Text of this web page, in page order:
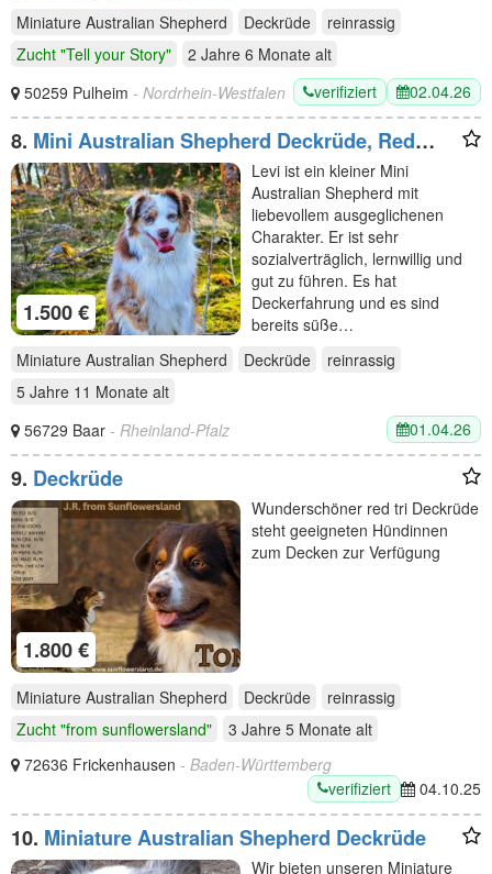
Miniature Australian Shepherd
Deckrüde
reinrassig
Zucht "Tell your Story"
2 Jahre 6 Monate alt
50259 Pulheim - Nordrhein-Westfalen verifiziert 02.04.26
8. Mini Australian Shepherd Deckrüde, Red
Merle
1.500 €
Levi ist ein kleiner Mini
Australian Shepherd mit
liebevollem ausgeglichenen
Charakter. Er ist sehr
sozialverträglich, lernwillig und
gut zu führen. Es hat
Deckerfahrung und es sind
bereits süße…
Miniature Australian Shepherd
Deckrüde
reinrassig
5 Jahre 11 Monate alt
56729 Baar - Rheinland-Pfalz 01.04.26
9. Deckrüde
1.800 €
Wunderschöner red tri Deckrüde
steht geeigneten Hündinnen
zum Decken zur Verfügung
Miniature Australian Shepherd Deckrüde
reinrassig
Zucht "from sunflowersland"
3 Jahre 5 Monate alt
72636 Frickenhausen - Baden-Württemberg
verifiziert
04.10.25
10. Miniature Australian Shepherd Deckrüde
Wir bieten unseren Miniature